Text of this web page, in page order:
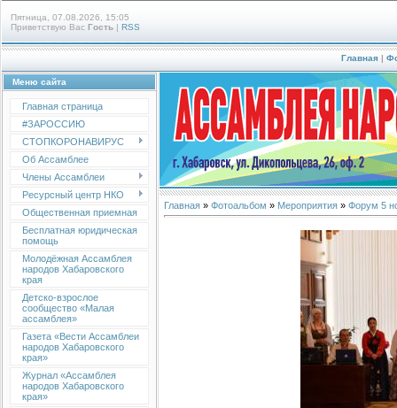
Пятница, 07.08.2026, 15:05
Приветствую Вас Гость | RSS
Главная |
Меню сайта
Главная страница
#ЗАРОССИЮ
СТОПКОРОНАВИРУС
Об Ассамблее
Члены Ассамблеи
Ресурсный центр НКО
Общественная приемная
Бесплатная юридическая
помощь
Молодёжная Ассамблея
народов Хабаровского
края
Детско-взрослое
сообщество «Малая
ассамблея»
Газета «Вести Ассамблеи
народов Хабаровского
края»
Журнал «Ассамблея
народов Хабаровского
края»
Главная » Фотоальбом » Мероприятия » Форум 5